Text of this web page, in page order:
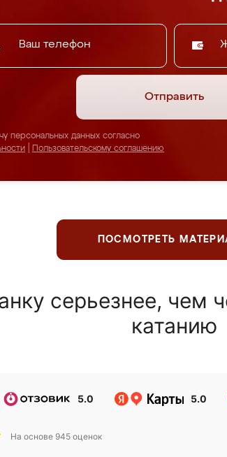
Отправить
персональных данных согласно
Пользовательскому соглашению
ПОСМОТРЕТЬ
серьезнее, чем
катанию
5.0 5.0
На основе 945 оценок